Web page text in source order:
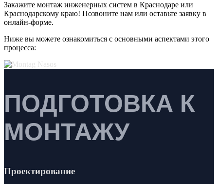
Закажите монтаж инженерных систем в Краснодаре или
Краснодарскому краю! Позвоните нам или оставьте заявку в
онлайн-форме.
Ниже вы можете ознакомиться с основными аспектами этого
процесса:
ПОДГОТОВКА К
МОНТАЖУ
Проектирование